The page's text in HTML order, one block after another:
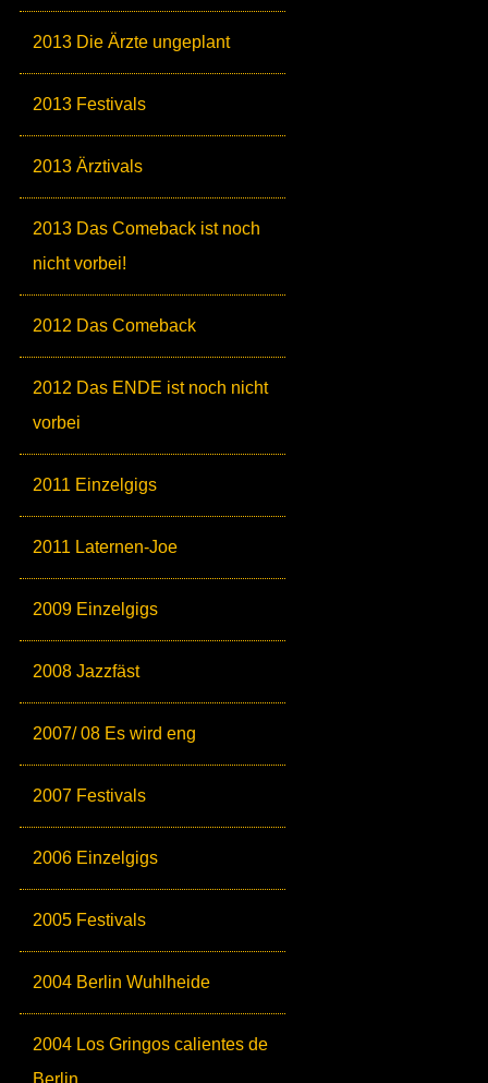
2013 Die Ärzte ungeplant
2013 Festivals
2013 Ärztivals
2013 Das Comeback ist noch
nicht vorbei!
2012 Das Comeback
2012 Das ENDE ist noch nicht
vorbei
2011 Einzelgigs
2011 Laternen-Joe
2009 Einzelgigs
2008 Jazzfäst
2007/ 08 Es wird eng
2007 Festivals
2006 Einzelgigs
2005 Festivals
2004 Berlin Wuhlheide
2004 Los Gringos calientes de
Berlin